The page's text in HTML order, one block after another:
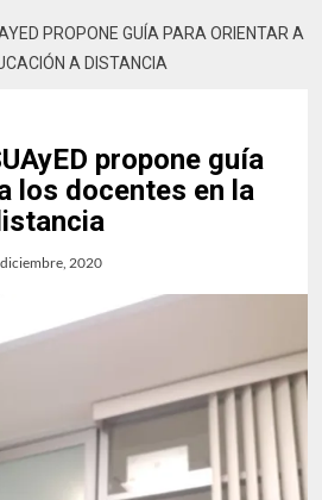
PROPONE GUÍA PARA ORIENTAR A
A DISTANCIA
propone guía
los docentes en la
2020